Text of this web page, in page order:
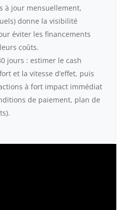
à jour mensuellement,
donne la visibilité
éviter les financements
coûts.
jours : estimer le cash
et la vitesse d’effet, puis
à fort impact immédiat
de paiement, plan de